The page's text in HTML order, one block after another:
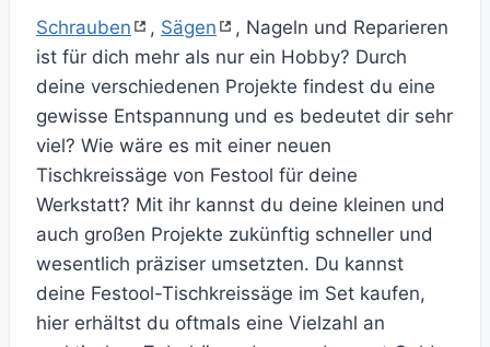
Schrauben , Sägen
, Nageln und Reparieren
ist für dich mehr als nur ein Hobby? Durch
deine verschiedenen Projekte findest du eine
gewisse Entspannung und es bedeutet dir sehr
viel? Wie wäre es mit einer neuen
Tischkreissäge von Festool für deine
Werkstatt? Mit ihr kannst du deine kleinen und
auch großen Projekte zukünftig schneller und
wesentlich präziser umsetzten. Du kannst
deine Festool-Tischkreissäge im Set kaufen,
hier erhältst du oftmals eine Vielzahl an